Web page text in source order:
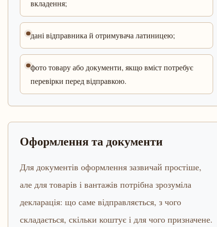
вкладення;
дані відправника й отримувача латиницею;
фото товару або документи, якщо вміст потребує
перевірки перед відправкою.
Оформлення та документи
Для документів оформлення зазвичай простіше,
але для товарів і вантажів потрібна зрозуміла
декларація: що саме відправляється, з чого
складається, скільки коштує і для чого призначене.